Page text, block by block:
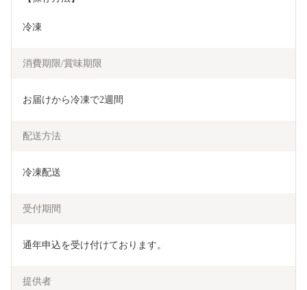
冷凍
消費期限/賞味期限
お届けから冷凍で2週間
配送方法
冷凍配送
受付期間
通年申込を受け付けております。
提供者